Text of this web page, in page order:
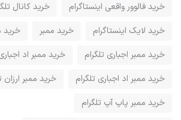
خرید فالوور واقعی اینستاگرام
خرید کانال
خرید لایک اینستاگرام
خرید ممبر
خرید
خرید ممبر اجباری تلگرام
خرید ممبر اد
خرید ممبر اد اجباری تلگرام
خرید ممبر ارزان
خرید ممبر پاپ آپ تلگرام